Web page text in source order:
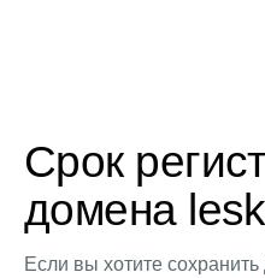
Срок
домена
Если вы хотите